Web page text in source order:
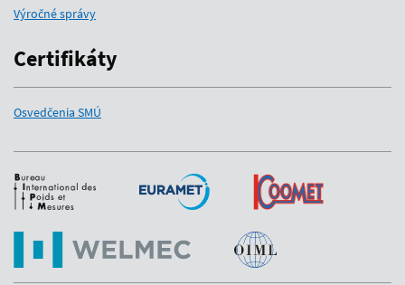
Výročné správy
Certifikáty
Osvedčenia SMÚ
Medzinárodní partneri